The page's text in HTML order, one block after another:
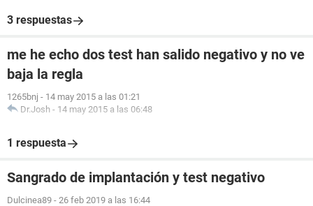
3 respuestas
me he echo dos test han salido negativo y no ve
baja la regla
1265bnj - 14 may 2015 a las 01:21
Dr.Josh - 14 may 2015 a las 06:48
1 respuesta
Sangrado de implantación y test negativo
Dulcinea89 - 26 feb 2019 a las 16:44